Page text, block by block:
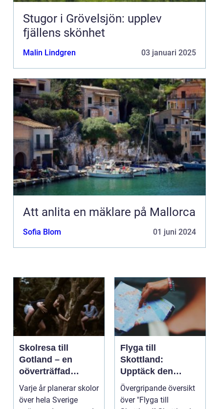
Stugor i Grövelsjön: upplev
fjällens skönhet
Malin Lindgren 03 januari 2025
Att anlita en mäklare på Mallorca
Sofia Blom 01 juni 2024
Skolresa till
Gotland – en
oöverträffad
läroplan i levande
historia
Varje år planerar skolor
över hela Sverige
Flyga till
Skottland:
Upptäck den
magnifika naturen
och rika historien
Övergripande översikt
över "Flyga till